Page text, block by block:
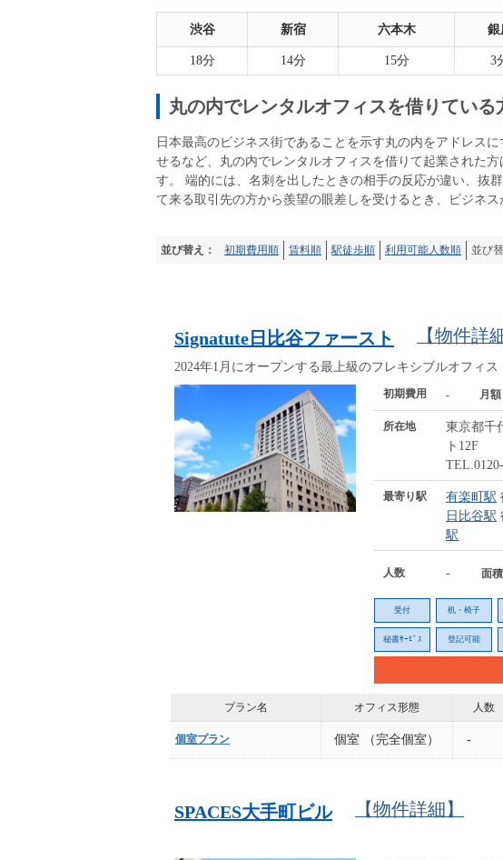
渋谷 新宿 六本木 銀
18分 14分 15分 3
丸の内でレンタルオフィスを借りている
日本最高のビジネス街であることを示す丸の内をアドレス
せるなど、丸の内でレンタルオフィスを借りて起業された
す。 端的には、名刺を出したときの相手の反応が違い、抜
て来る取引先の方から羨望の眼差しを受けるとき、ビジネ
並び替え： 初期費用順 賃料順 駅徒歩順 利用可能人数順 並び
Signatute日比谷ファースト 【物件詳
2024年1月にオープンする最上級のフレキシブルオフィス
初期費用 - 月額
所在地
東京都千
ト12F
最寄り駅 有楽町駅
日比谷駅
駅
人数 - 面積
受付 机・椅子
秘書ｻｰﾋﾞｽ 登記可能
プラン名 オフィス形態 人数
個室プラン 個室 （完全個室） -
SPACES大手町ビル 【物件詳細】